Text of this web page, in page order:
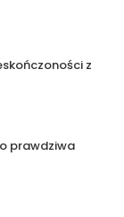
z
prawdziwa